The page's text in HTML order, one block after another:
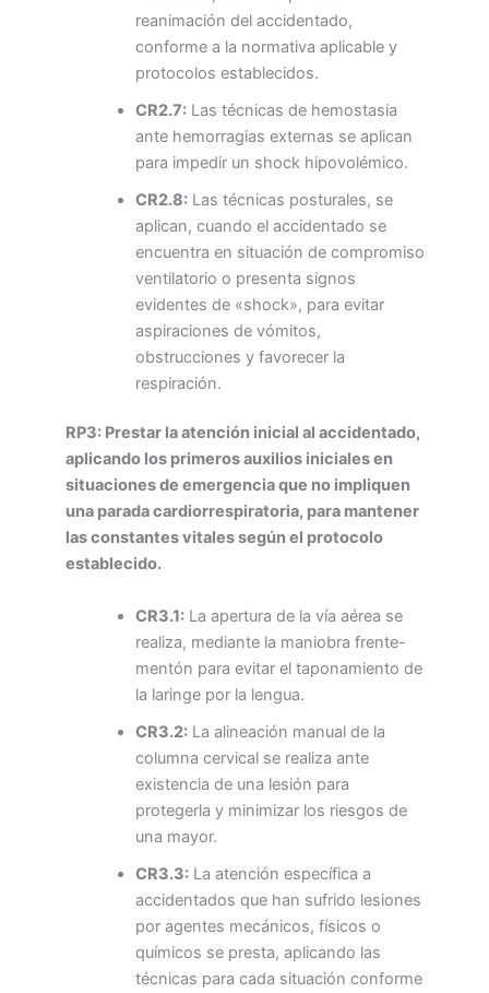
reanimación del accidentado,
conforme a la normativa aplicable y
protocolos establecidos.
CR2.7:Las técnicas de hemostasia
ante hemorragias externas se aplican
para impedir un shock hipovolémico.
CR2.8:Las técnicas posturales, se
aplican, cuando el accidentado se
encuentra en situación de compromiso
ventilatorio o presenta signos
evidentes de «shock», para evitar
aspiraciones de vómitos,
obstrucciones y favorecer la
respiración.
RP3: Prestar la atención inicial al accidentado,
aplicando los primeros auxilios iniciales en
situaciones de emergencia que no impliquen
una parada cardiorrespiratoria, para mantener
las constantes vitales según el protocolo
establecido.
CR3.1:La apertura de la vía aérea se
realiza, mediante la maniobra frente-
mentón para evitar el taponamiento de
la laringe por la lengua.
CR3.2:La alineación manual de la
columna cervical se realiza ante
existencia de una lesión para
protegerla y minimizar los riesgos de
una mayor.
CR3.3:La atención específica a
accidentados que han sufrido lesiones
por agentes mecánicos, físicos o
químicos se presta, aplicando las
técnicas para cada situación conforme